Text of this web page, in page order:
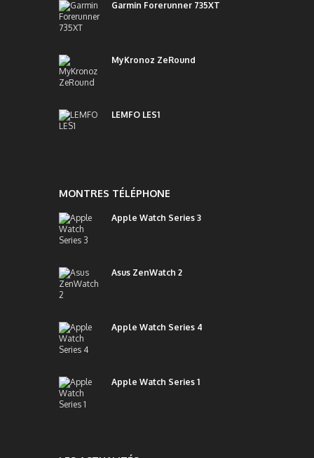
Garmin Forerunner 735XT
MyKronoz ZeRound
LEMFO LES1
MONTRES TÉLÉPHONE
Apple Watch Series 3
Asus ZenWatch 2
Apple Watch Series 4
Apple Watch Series 1